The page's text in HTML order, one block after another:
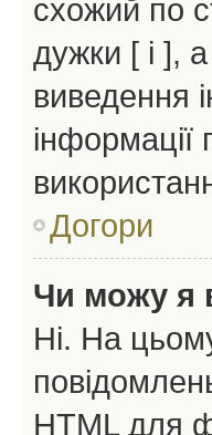
схожий по
дужки [ і ],
виведення
інформації
Догори
Чи можу я
Ні. На
HTML для